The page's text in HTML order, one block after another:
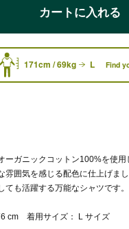
カートに入れる
171cm / 69kg L Find
ーガニックコットン100%を使
雰囲気を感じる配色に仕上げま
ても活躍する万能なシャツです。
cm 着用サイズ： L サイズ